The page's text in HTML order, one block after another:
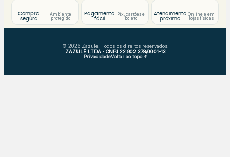
Compra
segura
Ambiente
protegido
Pagamento
fácil
Pix, cartões e
boleto
Atendimento
próximo
Online e em
lojas físicas
© 2026 Zazulê. Todos os direitos reservados.
ZAZULÊ LTDA · CNPJ 22.902.378/0001-13
PrivacidadeVoltar ao topo ↑